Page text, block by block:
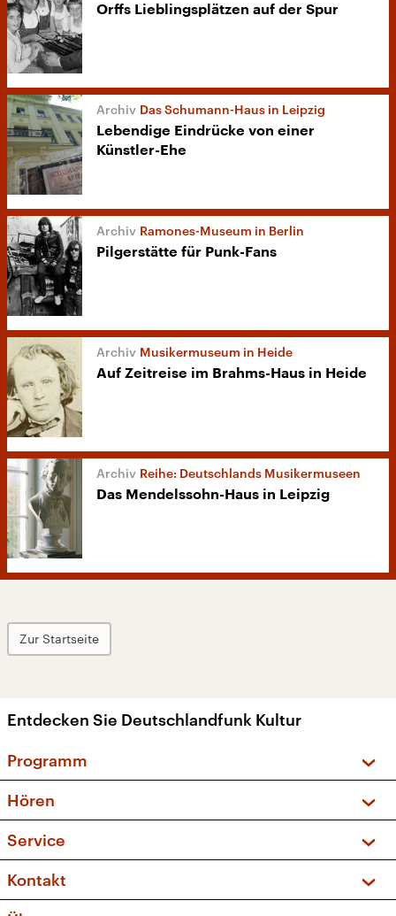
Orffs Lieblingsplätzen auf der Spur
Das Schumann-Haus in Leipzig
Lebendige Eindrücke von einer
Künstler-Ehe
Ramones-Museum in Berlin
Pilgerstätte für Punk-Fans
Musikermuseum in Heide
Auf Zeitreise im Brahms-Haus in Heide
Reihe: Deutschlands Musikermuseen
Das Mendelssohn-Haus in Leipzig
Zur Startseite
Entdecken Sie Deutschlandfunk Kultur
Programm
Sendungen und Podcasts
Musikliste
Kakadu – Das Kinderprogramm
Hören
Frequenzen (UKW + DAB+)
Service
FAQ
Apps
Kontakt